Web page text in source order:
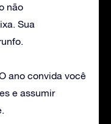
não
Sua
ano convida você
e assumir